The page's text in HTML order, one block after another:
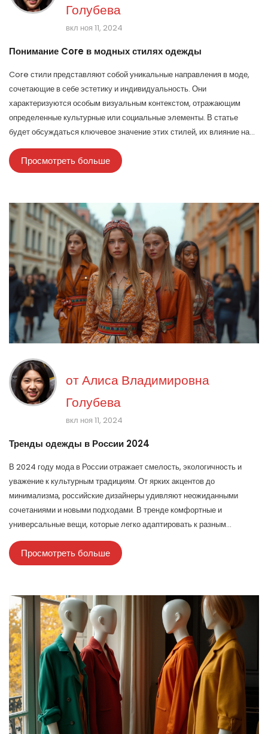
Голубева
вкл ноя 11, 2024
Понимание Core в модных стилях одежды
Core стили представляют собой уникальные направления в моде,
сочетающие в себе эстетику и индивидуальность. Они
характеризуются особым визуальным контекстом, отражающим
определенные культурные или социальные элементы. В статье
будет обсуждаться ключевое значение этих стилей, их влияние на
личный гардероб и роль в современной моде. Узнайте, как правильно
интегрировать такие акценты в ваш повседневный образ.
Просмотреть больше
отАлиса Владимировна
Голубева
вкл ноя 11, 2024
Тренды одежды в России 2024
В 2024 году мода в России отражает смелость, экологичность и
уважение к культурным традициям. От ярких акцентов до
минимализма, российские дизайнеры удивляют неожиданными
сочетаниями и новыми подходами. В тренде комфортные и
универсальные вещи, которые легко адаптировать к разным
сезонам. Популярными остаются также технологии в одежде,
делающие её более функциональной. Это год, когда мода
становится способом самовыражения и экологической осознанности.
Просмотреть больше